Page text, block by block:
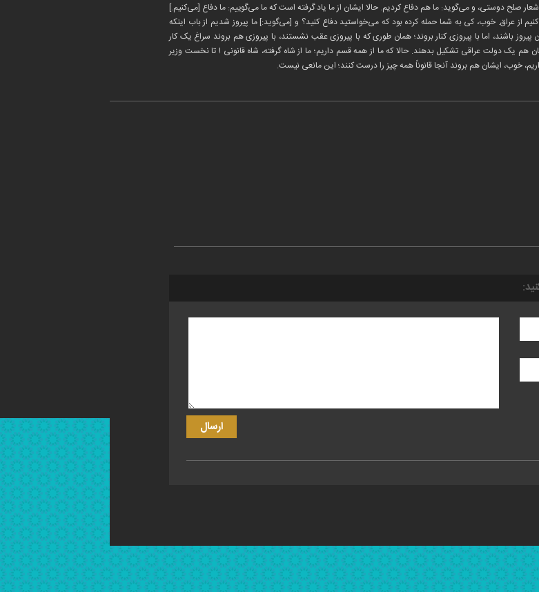
صلح دوستی، و می‌گوید: ما هم دفاع کردیم. حالا ایشان از ما یاد گرفته است که ما می‌گوییم: ما دفاع [می‌کنیم.]
از عراق. خوب، کی به شما حمله کرده بود که می‌خواستید دفاع کنید؟ و [می‌گوید:] ما پیروز شدیم از باب اینکه
پیروز باشند، اما با پیروزی کنار بروند؛ همان طوری که با پیروزی عقب نشستند، با پیروزی هم بروند سراغ یک کار
هم یک دولت عراقی تشکیل بدهند. حالا که ما از همه قسم داریم؛ ما از شاه گرفته، شاه قانونی ! تا نخست وزیر
خوب، ایشان هم بروند آنجا قانوناً همه چیز را درست کنند؛ این مانعی نیست.